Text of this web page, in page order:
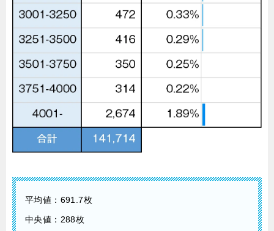
平均値：691.7枚
中央値：288枚